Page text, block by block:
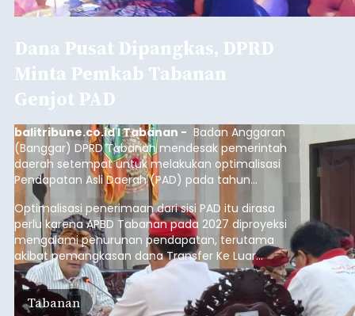
Dana Pusat Dipangkas, DPRD
Minta Pemkab Tabanan
Genjot PAD
balitribune.co.id I Tabanan - Badan Anggaran
(Banggar) DPRD Tabanan mendesak pemerintah
daerah setempat untuk melakukan optimalisasi
Pendapatan Asli Daerah (PAD) pada tahun
anggaran 2027.
Optimalisasi penerimaan dari sisi PAD itu dirasa
perlu karena APBD Tabanan pada 2027 diproyeksi
mengalami penurunan pendapatan, terutama
akibat pemangkasan dana Transfer Ke Luar
Daerah (TKD) dari pemerintah pusat.
Tabanan